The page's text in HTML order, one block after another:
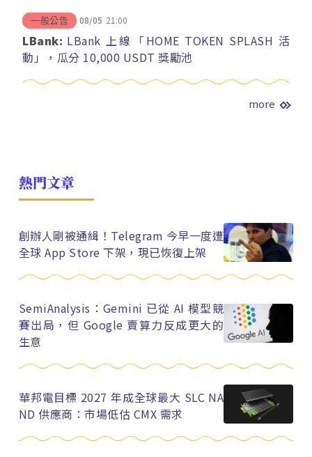
一般公告 08/05 21:00
LBank: LBank 上線「HOME TOKEN SPLASH 活
動」，瓜分 10,000 USDT 獎勵池
more
熱門文章
創辦人剛被通緝！Telegram 今早一度遭
全球 App Store 下架，現已恢復上架
SemiAnalysis：Gemini 已從 AI 模型競
賽出局，但 Google 賣算力反成更大的
生意
華邦電目標 2027 年成全球最大 SLC NA
ND 供應商：市場低估 CMX 需求